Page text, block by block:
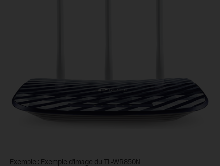
Exemple : Exemple d'image du TL-WR850N